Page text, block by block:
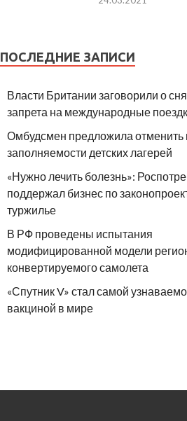
ПОСЛЕДНИЕ ЗАПИСИ
Власти Британии заговорили о
запрета на международные
Омбудсмен предложила отменить
заполняемости детских лагерей
«Нужно лечить болезнь»:
поддержал бизнес по
туржилье
В РФ проведены испытания
модифицированной модели
конвертируемого самолета
«Спутник V» стал самой
вакциной в мире